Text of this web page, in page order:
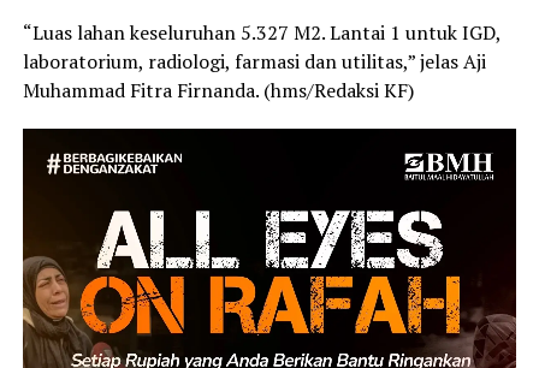
“Luas lahan keseluruhan 5.327 M2. Lantai 1 untuk IGD,
laboratorium, radiologi, farmasi dan utilitas,” jelas Aji
Muhammad Fitra Firnanda. (hms/Redaksi KF)